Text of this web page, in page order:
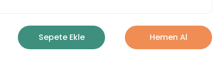
Sepete Ekle Hemen Al